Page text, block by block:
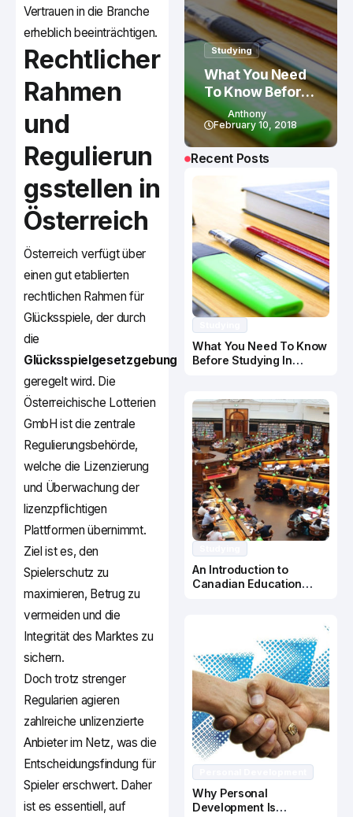
Vertrauen in die Branche
erheblich beeinträchtigen.
Rechtlicher
Rahmen
und
Regulierun
gsstellen in
Österreich
Österreich verfügt über
einen gut etablierten
rechtlichen Rahmen für
Glücksspiele, der durch
die
Glücksspielgesetzgebung
geregelt wird. Die
Österreichische Lotterien
GmbH ist die zentrale
Regulierungsbehörde,
welche die Lizenzierung
und Überwachung der
lizenzpflichtigen
Plattformen übernimmt.
Ziel ist es, den
Spielerschutz zu
maximieren, Betrug zu
vermeiden und die
Integrität des Marktes zu
sichern.
Doch trotz strenger
Regularien agieren
zahlreiche unlizenzierte
Anbieter im Netz, was die
Entscheidungsfindung für
Spieler erschwert. Daher
ist es essentiell, auf
Studying
What You Need
To Know Before
Studying In
Canada
Anthony
February 10, 2018
Recent Posts
What You Need To Know
Before Studying In
An Introduction to
Canadian Education
Why Personal
Development Is